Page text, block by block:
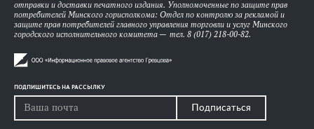
отправки и доставки печатного издания. Уполномоченные по защите прав
потребителей Минского горисполкома: Отдел по контролю за рекламой и
защите прав потребителей главного управления торговли и услуг Минского
городского исполнительного комитета — тел. 8 (017) 218-00-82.
ПОДПИШИТЕСЬ НА РАССЫЛКУ
Подписаться